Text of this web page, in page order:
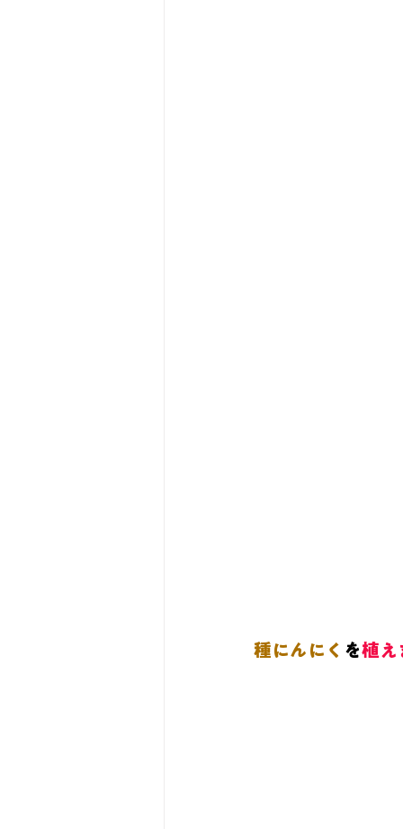
種にんにく を植え